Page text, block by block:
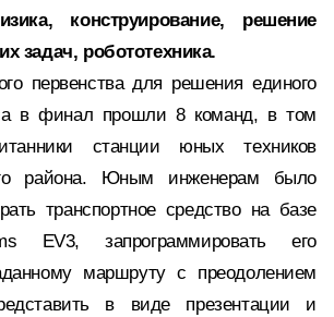
конструирование, решение
задач, робототехника.
первенства для решения единого
в финал прошли 8 команд, в том
станции юных техников
района. Юным инженерам было
транспортное средство на базе
EV3, запрограммировать его
маршруту с преодолением
в виде презентации и